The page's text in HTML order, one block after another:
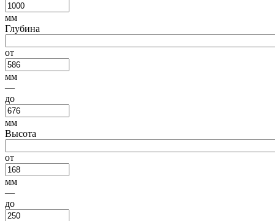
мм
Глубина
от
мм
—
до
мм
Высота
от
мм
—
до